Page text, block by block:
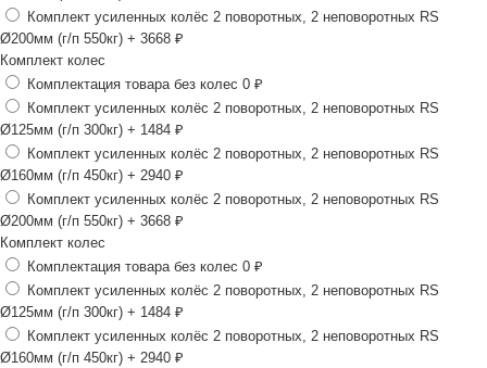
Комплект усиленных колёс 2 поворотных, 2 неповоротных RS
Ø200мм (г/п 550кг) + 3668 ₽
Комплект колес
Комплектация товара без колес 0 ₽
Комплект усиленных колёс 2 поворотных, 2 неповоротных RS
Ø125мм (г/п 300кг) + 1484 ₽
Комплект усиленных колёс 2 поворотных, 2 неповоротных RS
Ø160мм (г/п 450кг) + 2940 ₽
Комплект усиленных колёс 2 поворотных, 2 неповоротных RS
Ø200мм (г/п 550кг) + 3668 ₽
Комплект колес
Комплектация товара без колес 0 ₽
Комплект усиленных колёс 2 поворотных, 2 неповоротных RS
Ø125мм (г/п 300кг) + 1484 ₽
Комплект усиленных колёс 2 поворотных, 2 неповоротных RS
Ø160мм (г/п 450кг) + 2940 ₽